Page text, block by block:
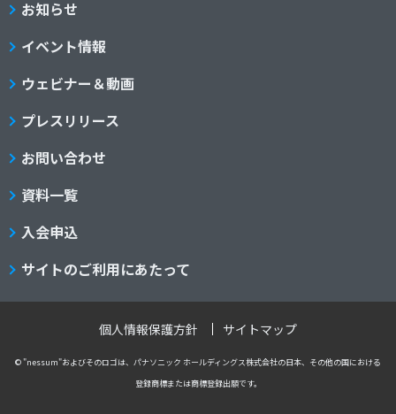
お知らせ
イベント情報
ウェビナー＆動画
プレスリリース
お問い合わせ
資料一覧
入会申込
サイトのご利用にあたって
個人情報保護方針 サイトマップ
© "nessum"およびそのロゴは、パナソニック ホールディングス株式会社の日本、その他の国における
登録商標または商標登録出願です。